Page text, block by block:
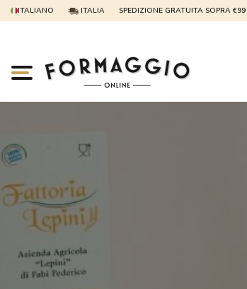
ITALIANO ITALIA SPEDIZIONE GRATUITA SOPRA €99